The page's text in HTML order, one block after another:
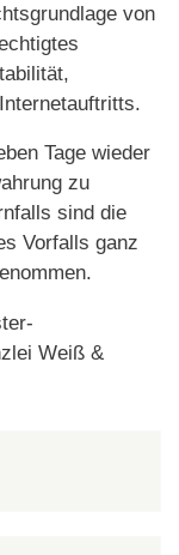
von
Tage wieder
zu
sind die
Vorfalls ganz
Weiß &